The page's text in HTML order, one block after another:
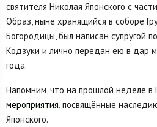
святителя Николая Японского с
Образ, ныне хранящийся в соборе
Богородицы, был написан супругой
Кодзуки и лично передан ею в дар
года.
Напомним, что на прошлой неделе в
мероприятия , посвящённые
Японского.